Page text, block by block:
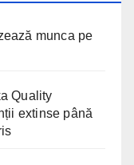
munca pe
Quality
extinse până